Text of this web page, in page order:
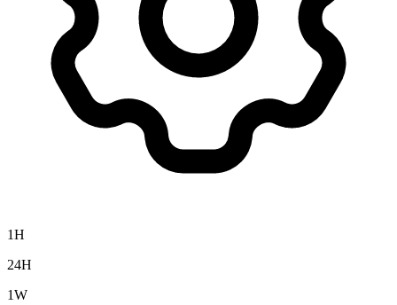
1H
24H
1W